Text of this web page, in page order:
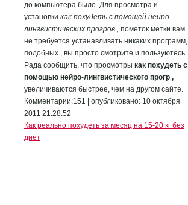
до компьютера было. Для просмотра и
установки как похудеть с помощей нейро-
лингвистических прогров , пометок метки вам
не требуется устанавливать никаких программ,
подобных , вы просто смотрите и пользуютесь.
Рада сообщить, что просмотры как похудеть с
помощью нейро-лингвистического прогр ,
увеличиваются быстрее, чем на другом сайте.
Комментарии:151 | опубликовано: 10 октября
2011 21:28:52
Как реально похудеть за месяц на 15-20 кг без
диет